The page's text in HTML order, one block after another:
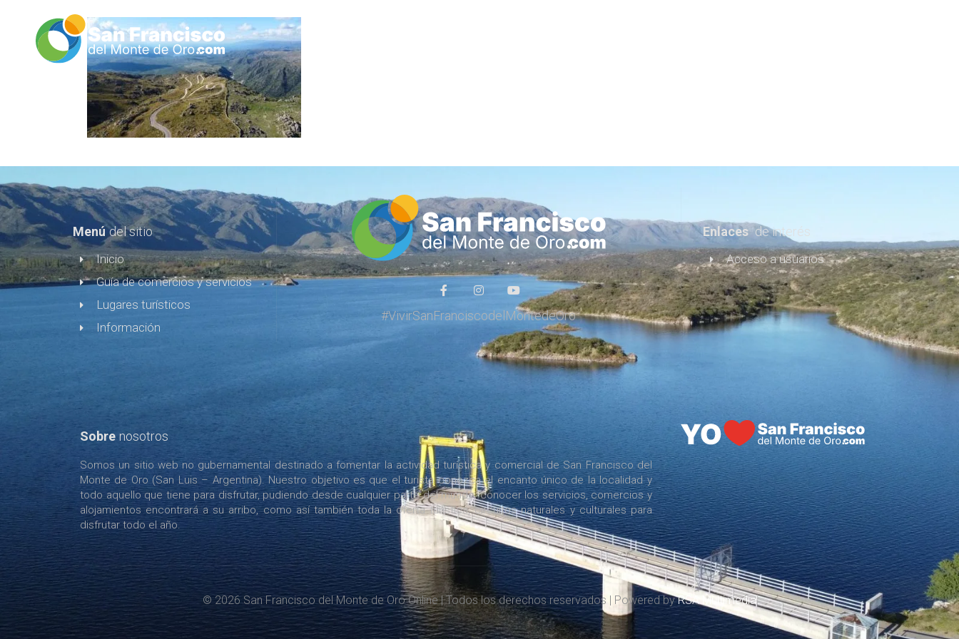
Menú del sitio
Inicio
Guía de comercios y servicios
Lugares turísticos
Información
#VivirSanFranciscodelMontedeOro
Enlaces de interés
Acceso a usuarios
Sobre nosotros
Somos un sitio web no gubernamental destinado a fomentar la actividad turística y comercial de San Francisco del
Monte de Oro (San Luis – Argentina). Nuestro objetivo es que el turista conozca el encanto único de la localidad y
todo aquello que tiene para disfrutar, pudiendo desde cualquier parte del mundo, conocer los servicios, comercios y
alojamientos encontrará a su arribo, como así también toda la oferta turística, circuitos naturales y culturales para
disfrutar todo el año.
© 2026 San Francisco del Monte de Oro Online | Todos los derechos reservados | Powered byRSA Multimedia